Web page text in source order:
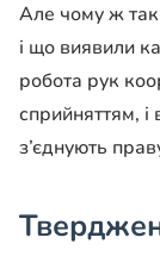
Але чому ж так
і що виявили
робота рук
сприйняттям,
з’єднують